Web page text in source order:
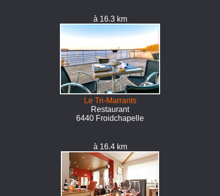
à 16.3 km
Le Tri-Marrants
Restaurant
6440 Froidchapelle
à 16.4 km